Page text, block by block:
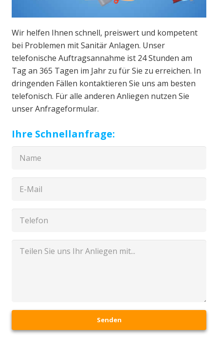
Wir helfen Ihnen schnell, preiswert und kompetent
bei Problemen mit Sanitär Anlagen. Unser
telefonische Auftragsannahme ist 24 Stunden am
Tag an 365 Tagen im Jahr zu für Sie zu erreichen. In
dringenden Fällen kontaktieren Sie uns am besten
telefonisch. Für alle anderen Anliegen nutzen Sie
unser Anfrageformular.
Ihre Schnellanfrage:
Senden